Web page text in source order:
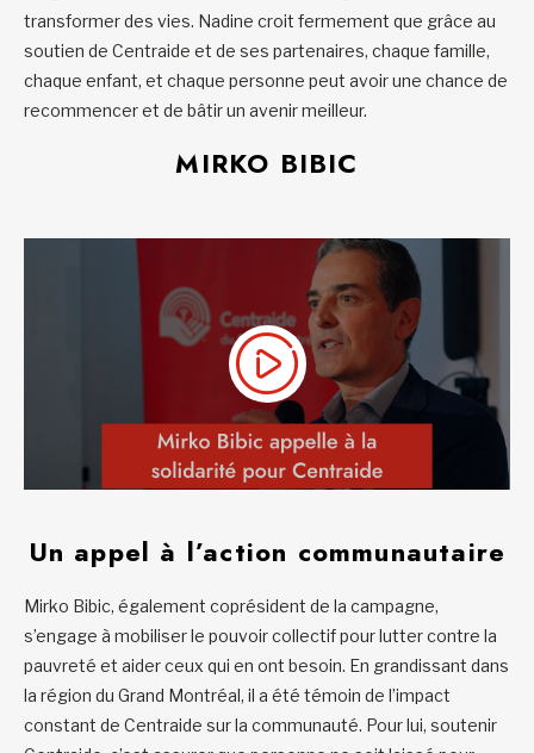
transformer des vies. Nadine croit fermement que grâce au
soutien de Centraide et de ses partenaires, chaque famille,
chaque enfant, et chaque personne peut avoir une chance de
recommencer et de bâtir un avenir meilleur.
MIRKO BIBIC
Un appel à l’action communautaire
Mirko Bibic, également coprésident de la campagne,
s’engage à mobiliser le pouvoir collectif pour lutter contre la
pauvreté et aider ceux qui en ont besoin. En grandissant dans
la région du Grand Montréal, il a été témoin de l’impact
constant de Centraide sur la communauté. Pour lui, soutenir